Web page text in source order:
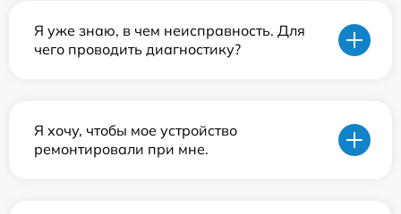
Я уже знаю, в чем неисправность. Для
чего проводить диагностику?
Я хочу, чтобы мое устройство
ремонтировали при мне.